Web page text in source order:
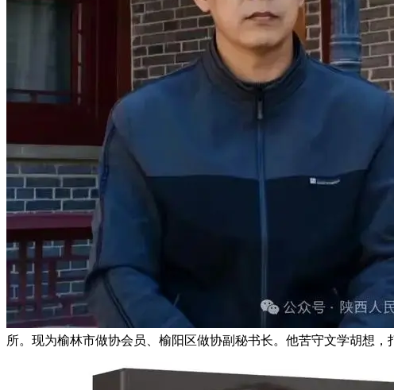
所。现为榆林市做协会员、榆阳区做协副秘书长。他苦守文学胡想